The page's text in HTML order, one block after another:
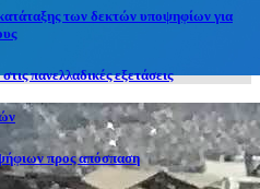
των δεκτών υποψηφίων για
πανελλαδικές εξετάσεις
προς απόσπαση